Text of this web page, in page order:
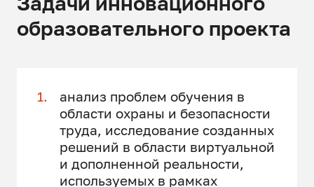
образовательного проекта
анализ проблем обучения в
области охраны и безопасности
труда, исследование созданных
решений в области виртуальной
и дополненной реальности,
используемых в рамках